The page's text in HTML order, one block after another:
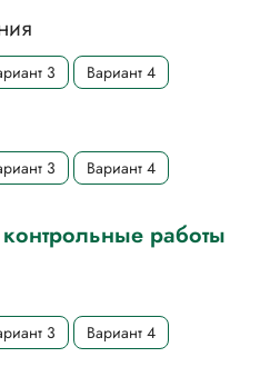
3 Вариант 4
3 Вариант 4
работы
3 Вариант 4